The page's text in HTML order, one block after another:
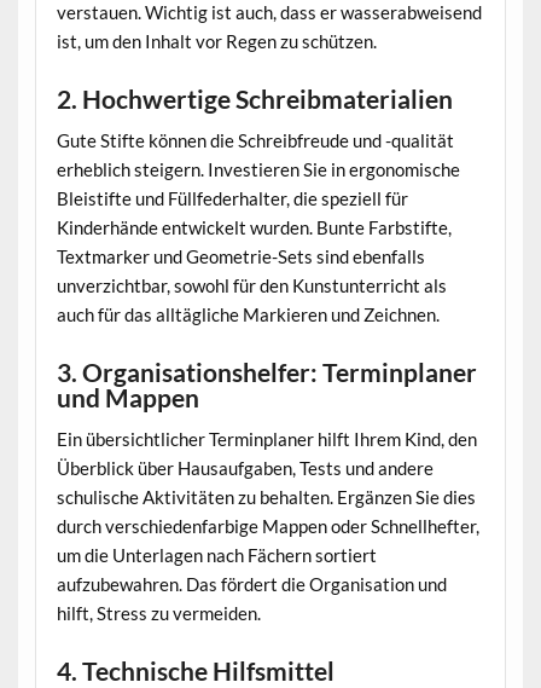
verstauen. Wichtig ist auch, dass er wasserabweisend
ist, um den Inhalt vor Regen zu schützen.
2. Hochwertige Schreibmaterialien
Gute Stifte können die Schreibfreude und -qualität
erheblich steigern. Investieren Sie in ergonomische
Bleistifte und Füllfederhalter, die speziell für
Kinderhände entwickelt wurden. Bunte Farbstifte,
Textmarker und Geometrie-Sets sind ebenfalls
unverzichtbar, sowohl für den Kunstunterricht als
auch für das alltägliche Markieren und Zeichnen.
3. Organisationshelfer: Terminplaner
und Mappen
Ein übersichtlicher Terminplaner hilft Ihrem Kind, den
Überblick über Hausaufgaben, Tests und andere
schulische Aktivitäten zu behalten. Ergänzen Sie dies
durch verschiedenfarbige Mappen oder Schnellhefter,
um die Unterlagen nach Fächern sortiert
aufzubewahren. Das fördert die Organisation und
hilft, Stress zu vermeiden.
4. Technische Hilfsmittel